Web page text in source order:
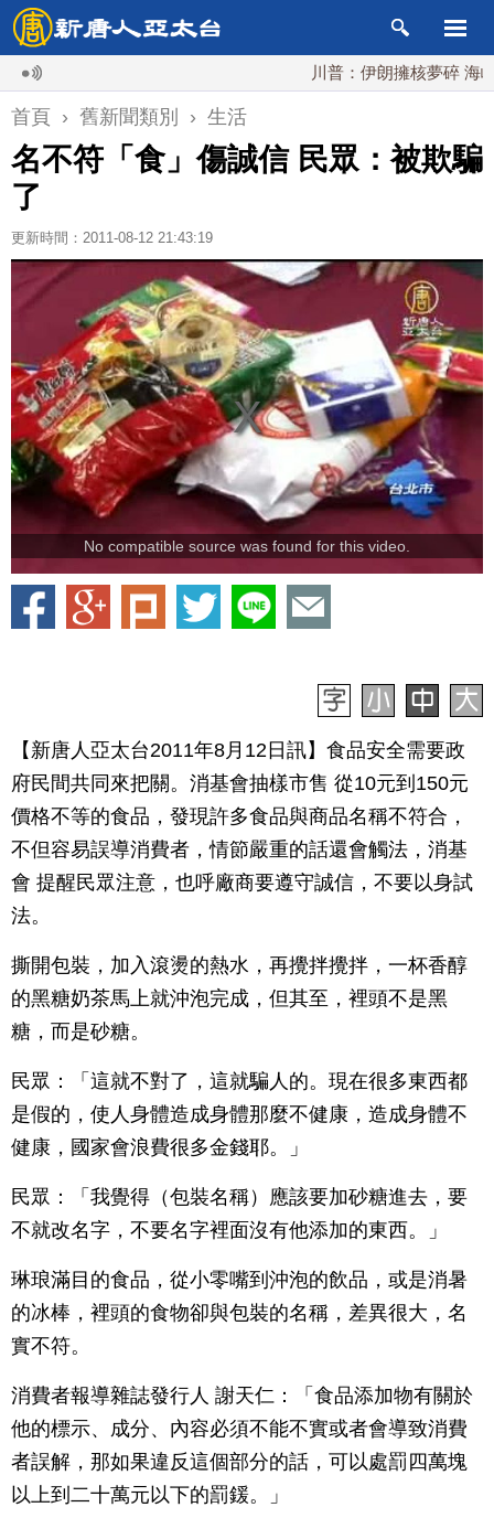
川普：伊朗擁核夢碎 海峽即
首頁 › 舊新聞類別 › 生活
名不符「食」傷誠信 民眾：被欺騙
了
更新時間：2011-08-12 21:43:19
No compatible source was found for this video.
【新唐人亞太台2011年8月12日訊】食品安全需要政
府民間共同來把關。消基會抽樣市售 從10元到150元
價格不等的食品，發現許多食品與商品名稱不符合，
不但容易誤導消費者，情節嚴重的話還會觸法，消基
會 提醒民眾注意，也呼廠商要遵守誠信，不要以身試
法。
撕開包裝，加入滾燙的熱水，再攪拌攪拌，一杯香醇
的黑糖奶茶馬上就沖泡完成，但其至，裡頭不是黑
糖，而是砂糖。
民眾：「這就不對了，這就騙人的。現在很多東西都
是假的，使人身體造成身體那麼不健康，造成身體不
健康，國家會浪費很多金錢耶。」
民眾：「我覺得（包裝名稱）應該要加砂糖進去，要
不就改名字，不要名字裡面沒有他添加的東西。」
琳琅滿目的食品，從小零嘴到沖泡的飲品，或是消暑
的冰棒，裡頭的食物卻與包裝的名稱，差異很大，名
實不符。
消費者報導雜誌發行人 謝天仁：「食品添加物有關於
他的標示、成分、內容必須不能不實或者會導致消費
者誤解，那如果違反這個部分的話，可以處罰四萬塊
以上到二十萬元以下的罰鍰。」